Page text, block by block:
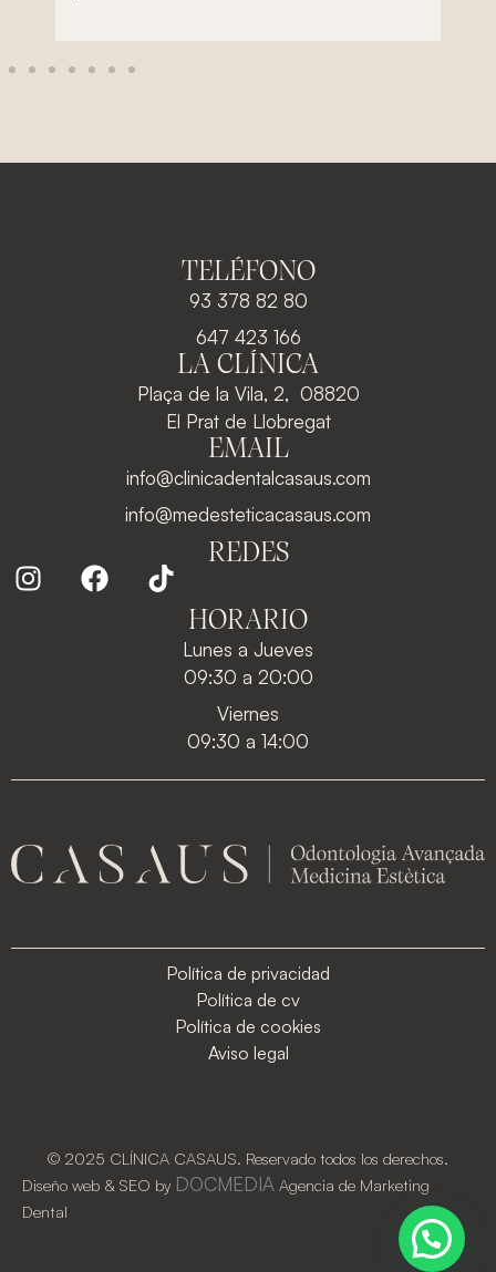
TELÉFONO
93 378 82 80
647 423 166
LA CLÍNICA
Plaça de la Vila, 2, 08820
El Prat de Llobregat
EMAIL
info@clinicadentalcasaus.com
info@medesteticacasaus.com
REDES
HORARIO
Lunes a Jueves
09:30 a 20:00
Viernes
09:30 a 14:00
Política de privacidad
Política de cv
Política de cookies
Aviso legal
© 2025 CLÍNICA CASAUS. Reservado todos los derechos.​
Diseño web & SEO by DOCMEDIA Agencia de Marketing
Dental